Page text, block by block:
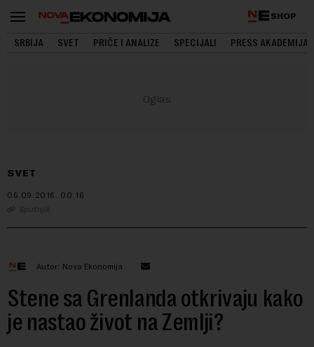
SHOP
SRBIJA SVET PRIČE I ANALIZE SPECIJALI PRESS AKADEMIJA
SVET
06.09.2016. 00:16
Sputnjik
Autor: Nova Ekonomija
Stene sa Grenlanda otkrivaju kako
je nastao život na Zemlji?